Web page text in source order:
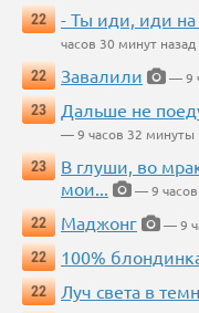
22 - Ты иди, иди на
часов 30 минут назад
22
Завалили
— 9
23
Дальше не
— 9 часов 32 минуты
23
В глуши, во
мои...
— 9
22
Маджонг
— 9
22
100%
22
Луч света в